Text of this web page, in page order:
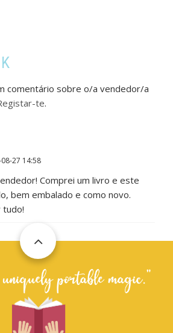
comentário sobre o/a vendedor/a
te.
27 14:58
Comprei um livro e este
bem embalado e como novo.
tudo!